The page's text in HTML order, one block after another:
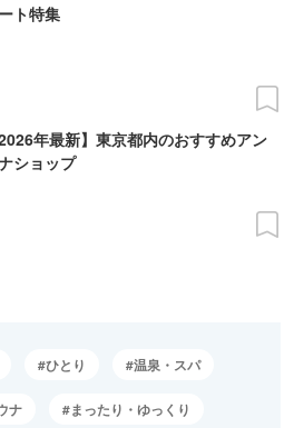
ト特集
2026年最新】東京都内のおすすめアン
ショップ
ひとり 温泉・スパ
ナ まったり・ゆっくり